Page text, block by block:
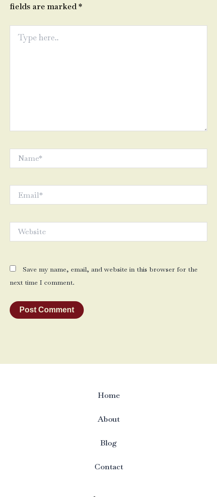
fields are marked*
here..
Save my name, email, and website in this browser for the
next time I comment.
Home
About
Blog
Contact